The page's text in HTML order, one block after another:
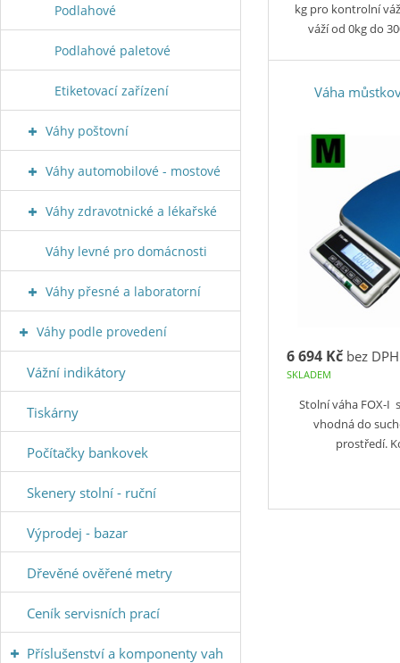
kg pro kontrolní
váží od 0kg do
Váha
6 694 Kč bez DPH
SKLADEM
Stolní váha FOX-I
vhodná do
prostředí.
Podlahové
Podlahové paletové
Etiketovací zařízení
Váhy poštovní
Váhy automobilové - mostové
Váhy zdravotnické a lékařské
Váhy levné pro domácnosti
Váhy přesné a laboratorní
Váhy podle provedení
Vážní indikátory
Tiskárny
Počítačky bankovek
Skenery stolní - ruční
Výprodej - bazar
Dřevěné ověřené metry
Ceník servisních prací
Příslušenství a komponenty vah